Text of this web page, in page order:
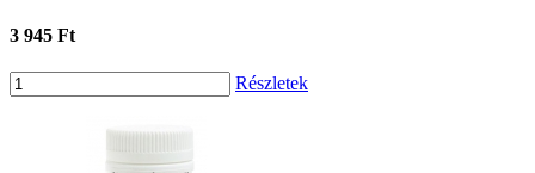
3 945 Ft
Részletek